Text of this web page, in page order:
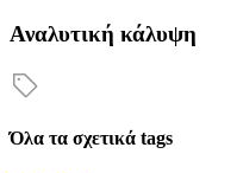
Αναλυτική κάλυψη
Όλα τα σχετικά tags